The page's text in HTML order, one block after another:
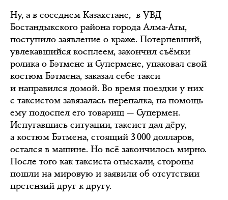
Ну, а в соседнем Казахстане, в УВД
Бостандыкского района города Алма-Аты,
поступило заявление о краже. Потерпевший,
увлекавшийся косплеем, закончил съёмки
ролика о Бэтмене и Супермене, упаковал свой
костюм Бэтмена, заказал себе такси
и направился домой. Во время поездки у них
с таксистом завязалась перепалка, на помощь
ему подоспел его товарищ — Супермен.
Испугавшись ситуации, таксист дал дёру,
а костюм Бэтмена, стоящий 3 000 долларов,
остался в машине. Но всё закончилось мирно.
После того как таксиста отыскали, стороны
пошли на мировую и заявили об отсутствии
претензий друг к другу.